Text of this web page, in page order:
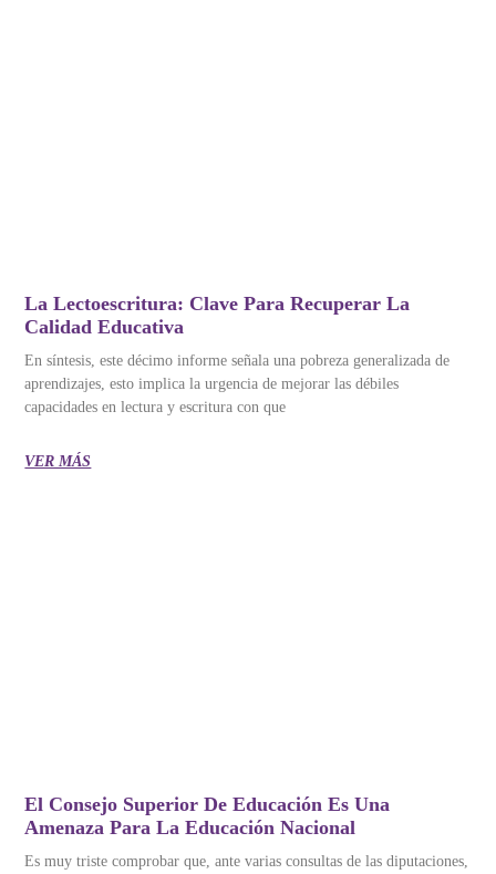
La Lectoescritura: Clave Para Recuperar La
Calidad Educativa
En síntesis, este décimo informe señala una pobreza generalizada de
aprendizajes, esto implica la urgencia de mejorar las débiles
capacidades en lectura y escritura con que
VER MÁS
El Consejo Superior De Educación Es Una
Amenaza Para La Educación Nacional
Es muy triste comprobar que, ante varias consultas de las diputaciones,